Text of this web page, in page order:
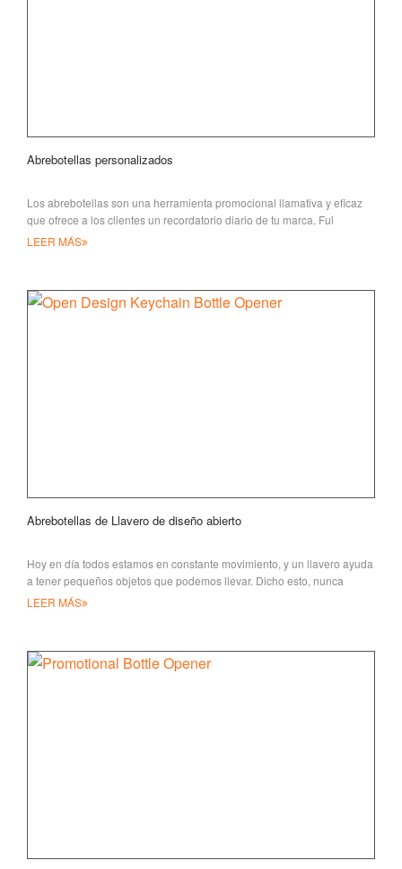
Abrebotellas personalizados
Los abrebotellas son una herramienta promocional llamativa y eficaz
que ofrece a los clientes un recordatorio diario de tu marca. Ful
LEER MÁS
Abrebotellas de Llavero de diseño abierto
Hoy en día todos estamos en constante movimiento, y un llavero ayuda
a tener pequeños objetos que podemos llevar. Dicho esto, nunca
sabes
LEER MÁS